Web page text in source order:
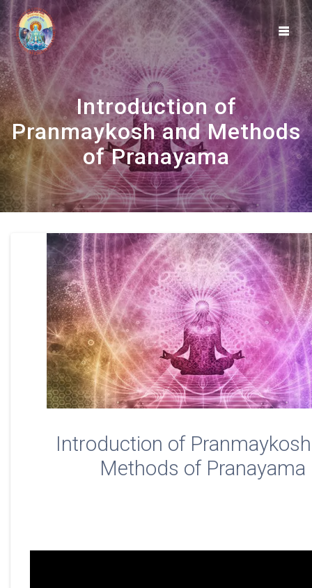
Skip
to
content
Introduction of
Pranmaykosh and Methods
of Pranayama
Introduction of
Methods of Pranayama